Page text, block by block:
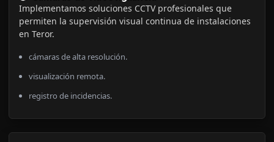
Implementamos soluciones CCTV profesionales que
permiten la supervisión visual continua de instalaciones
en Teror.
cámaras de alta resolución.
visualización remota.
registro de incidencias.